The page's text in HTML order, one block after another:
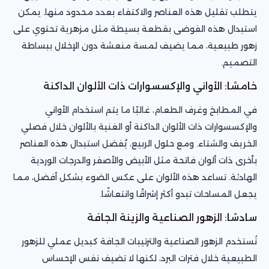
يتطلب تقليل هذه العناصر والاكتفاء بعدد محدود منها. يمكن
استبدال هذه الفوضى بقطعة بسيطة مثل مزهرية تحتوي على
زهور طبيعية، مما يضيف لمسة منعشة دون الإخلال ببساطة
التصميم.
خامسًا: الأواني والإكسسوارات ذات الألوان الداكنة
في المطابخ وغرف الطعام، غالبًا ما يتم استخدام الأواني
والإكسسوارات ذات الألوان الداكنة أو الغنية بالألوان خلال فصلي
الخريف والشتاء. ومع حلول الربيع، يُفضل استبدال هذه العناصر
بأخرى ذات ألوان فاتحة مثل الأبيض والأصفر والدرجات الوردية
الهادئة. تساعد هذه الألوان على عكس الضوء بشكل أفضل، مما
يجعل المساحات تبدو أكثر إشراقًا وانتعاشًا.
سادسًا: الزهور الصناعية والزينة الجافة
تُستخدم الزهور الصناعية والترتيبات الجافة كبديل عملي للزهور
الطبيعية خلال فترات البرد، لكنها لا تضيف نفس الإحساس